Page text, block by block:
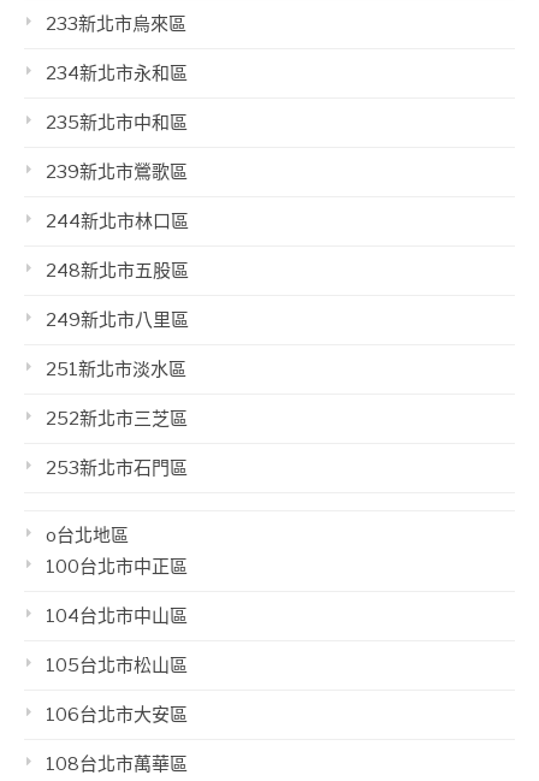
233新北市烏來區
234新北市永和區
235新北市中和區
239新北市鶯歌區
244新北市林口區
248新北市五股區
249新北市八里區
251新北市淡水區
252新北市三芝區
253新北市石門區
o台北地區
100台北市中正區
104台北市中山區
105台北市松山區
106台北市大安區
108台北市萬華區